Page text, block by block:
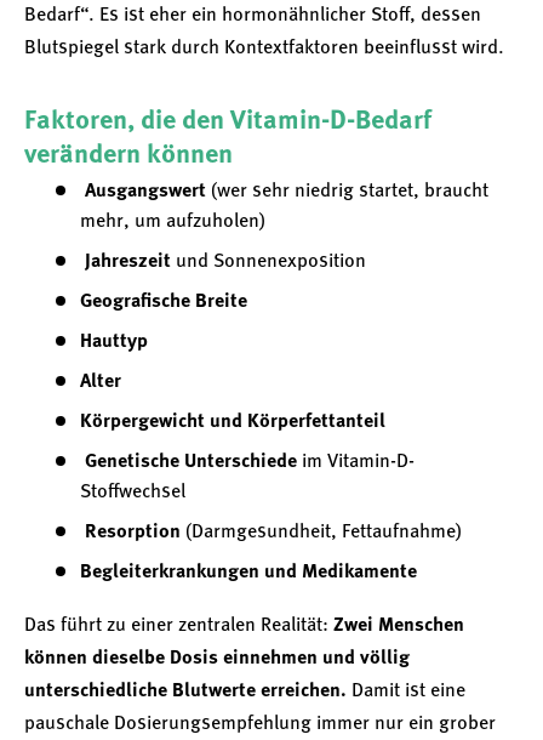
Bedarf“. Es ist eher ein hormonähnlicher Stoff, dessen
Blutspiegel stark durch Kontextfaktoren beeinflusst wird.
Faktoren, die den Vitamin-D-Bedarf
verändern können
Ausgangswert (wer sehr niedrig startet, braucht
mehr, um aufzuholen)
Jahreszeit und Sonnenexposition
Geografische Breite
Hauttyp
Alter
Körpergewicht und Körperfettanteil
Genetische Unterschiede im Vitamin-D-
Stoffwechsel
Resorption (Darmgesundheit, Fettaufnahme)
Begleiterkrankungen und Medikamente
Das führt zu einer zentralen Realität: Zwei Menschen
können dieselbe Dosis einnehmen und völlig
unterschiedliche Blutwerte erreichen. Damit ist eine
pauschale Dosierungsempfehlung immer nur ein grober